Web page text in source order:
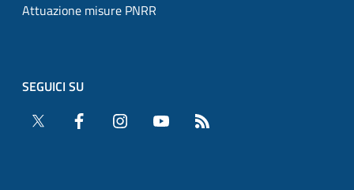
Attuazione misure PNRR
SEGUICI SU
Twitter
Facebook Instagram YouTube